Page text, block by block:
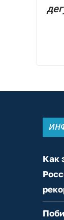
Как